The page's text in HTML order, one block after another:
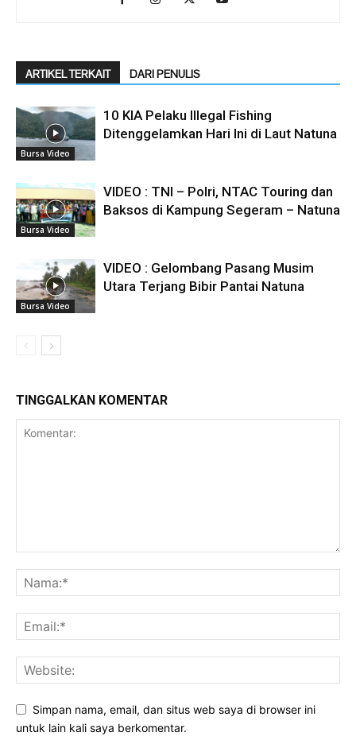
ARTIKEL TERKAIT DARI PENULIS
Bursa Video
10 KIA Pelaku Illegal Fishing
Ditenggelamkan Hari Ini di Laut Natuna
Bursa Video
VIDEO : TNI – Polri, NTAC Touring dan
Baksos di Kampung Segeram – Natuna
Bursa Video
VIDEO : Gelombang Pasang Musim
Utara Terjang Bibir Pantai Natuna
TINGGALKAN KOMENTAR
Simpan nama, email, dan situs web saya di browser ini
untuk lain kali saya berkomentar.